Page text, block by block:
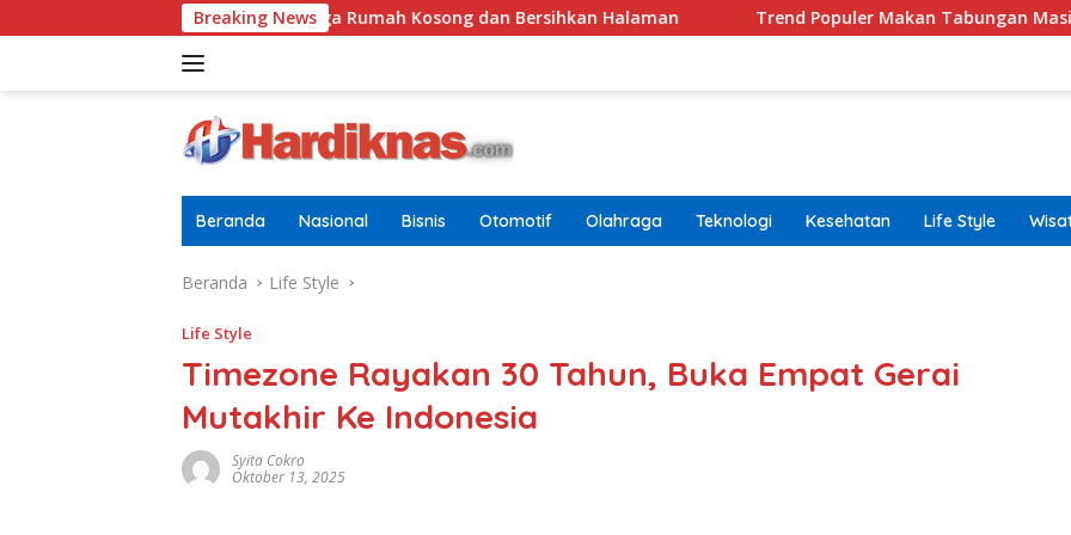
ke
Breaking News
Tugasnya Jaga Rumah Kosong dan Bersihkan Halaman Trend Populer Makan Tabungan Masih Terjadi?
Beranda Nasional Bisnis Otomotif Olahraga Teknologi Kesehatan Life Style
Beranda Life Style
Life Style
Timezone Rayakan 30 Tahun, Buka Empat Gerai
Mutakhir Ke Indonesia
Syita Cokro
Oktober 13, 2025